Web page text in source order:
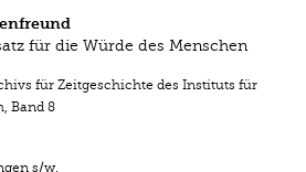
für die Würde des Menschen
für Zeitgeschichte des Instituts für
, Band 8
s/w.